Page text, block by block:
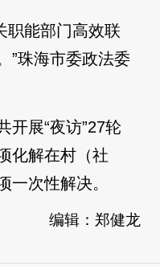
职能部门高效联
”珠海市委政法委
开展“夜访”27轮
化解在村（社
一次性解决。
编辑：郑健龙